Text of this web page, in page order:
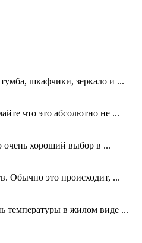
шкафчики, зеркало и ...
что это абсолютно не ...
очень хороший выбор в ...
Обычно это происходит, ...
температуры в жилом виде ...